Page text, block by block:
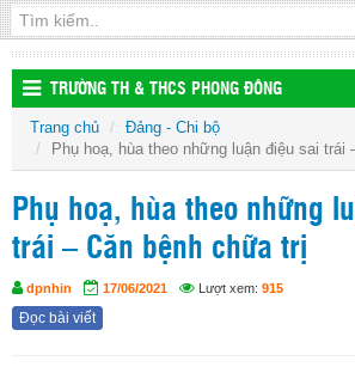
TRƯỜNG TH & THCS PHONG ĐÔNG
Trang chủ
Đảng - Chi bộ
Phụ hoạ, hùa theo những luận điệu sai trái
Phụ hoạ, hùa theo những
trái – Căn bệnh chữa trị
dpnhin 17/06/2021 Lượt xem: 915
Đọc bài viết